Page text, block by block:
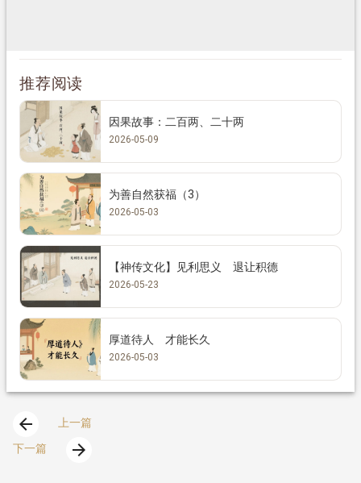
推荐阅读
因果故事：二百两、二十两
2026-05-09
为善自然获福（3）
2026-05-03
【神传文化】见利思义 退让积德
2026-05-23
厚道待人 才能长久
2026-05-03
arrow_back
上一篇
下一篇
arrow_forward